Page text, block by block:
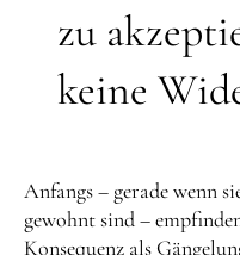
zu
keine
Anfangs – gerade wenn
gewohnt sind –
Konsequenz als